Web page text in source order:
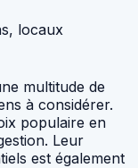
locaux
multitude de
à considérer.
populaire en
Leur
est également